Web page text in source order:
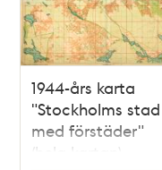
1944-års karta
"Stockholms stad
med förstäder"
(hela kartan)